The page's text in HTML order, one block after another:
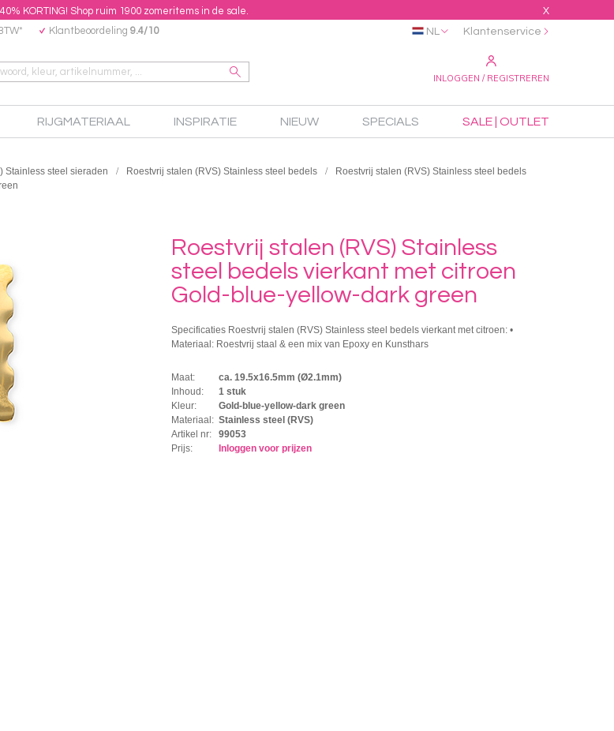
KORTING! Shop ruim 1900 zomeritems in de sale. X
Klantbeoordeling 9.4/10
INLOGGEN / REGISTREREN
NL Klantenservice
RIJGMATERIAAL INSPIRATIE NIEUW SPECIALS SALE | OUTLET
Stainless steel sieraden Roestvrij stalen (RVS) Stainless steel bedels
Roestvrij stalen (RVS) Stainless steel bedels
Roestvrij stalen (RVS) Stainless
steel bedels vierkant met citroen
Gold-blue-yellow-dark green
Specificaties Roestvrij stalen (RVS) Stainless steel bedels vierkant met citroen: •
Materiaal: Roestvrij staal & een mix van Epoxy en Kunsthars
Maat:
ca. 19.5x16.5mm (Ø2.1mm)
Inhoud:
1 stuk
Kleur:
Gold-blue-yellow-dark green
Materiaal: Stainless steel (RVS)
Artikel nr:
99053
Prijs:
Inloggen voor prijzen